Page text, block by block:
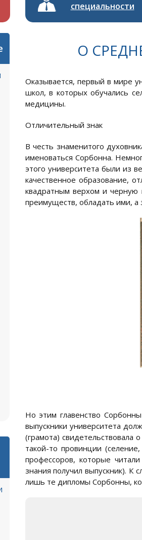
специальности
О
Оказывается, первый в мире
школ, в которых обучались
медицины.
Отличительный знак
В честь знаменитого
именоваться Сорбонна.
этого университета были из
качественное образование,
квадратным верхом и
преимуществ, обладать ими, а
Но этим главенство
выпускники университета
(грамота)
такой-то провинции
профессоров, которые
знания получил выпускник). К
лишь те дипломы Сорбонны,